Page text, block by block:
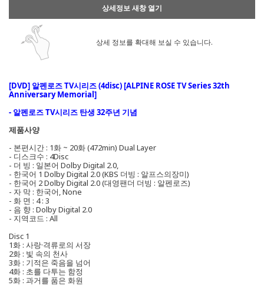
상세정보 새창 열기
상세 정보를 확대해 보실 수 있습니다.
[DVD] 알펜로즈 TV시리즈 (4disc) [ALPINE ROSE TV Series 32th
Anniversary Memorial]
- 알펜로즈 TV시리즈 탄생 32주년 기념
제품사양
- 본편시간 : 1화 ~ 20화 (472min) Dual Layer
- 디스크수 : 4Disc
- 더 빙 : 일본어 Dolby Digital 2.0,
- 한국어 1 Dolby Digital 2.0 (KBS 더빙 : 알프스의장미)
- 한국어 2 Dolby Digital 2.0 (대영팬더 더빙 : 알펜로즈)
- 자 막 : 한국어, None
- 화 면 : 4 : 3
- 음 향 : Dolby Digital 2.0
- 지역코드 : All
Disc 1
1화 : 사랑·격류로의 서장
2화 : 빛 속의 천사
3화 : 기적은 죽음을 넘어
4화 : 초를 다투는 함정
5화 : 과거를 품은 화원